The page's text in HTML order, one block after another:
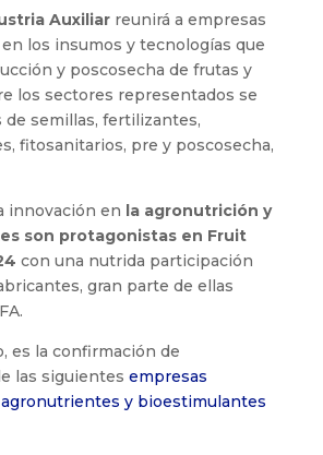
Auxiliarreunirá a empresas
los insumos y tecnologías que
y poscosecha de frutas y
los sectores representados se
semillas, fertilizantes,
fitosanitarios, pre y poscosecha,
innovación en la agronutrición y
son protagonistas en Fruit
con una nutrida participación
gran parte de ellas
es la confirmación de
las siguientes empresas
y bioestimulantes